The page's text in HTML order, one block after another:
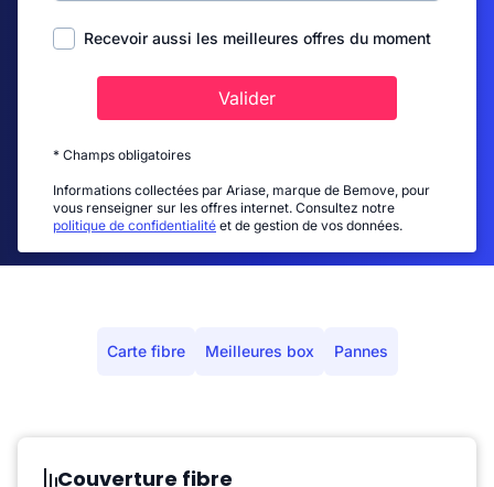
Recevoir aussi les meilleures offres du moment
Valider
* Champs obligatoires
Informations collectées par Ariase, marque de Bemove, pour
vous renseigner sur les offres internet. Consultez notre
politique de confidentialité et de gestion de vos données.
Carte fibre Meilleures box Pannes
Couverture fibre